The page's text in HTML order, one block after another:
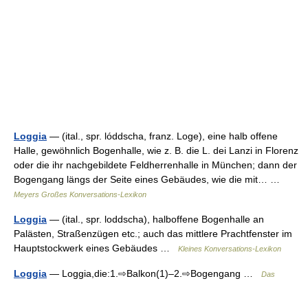
Loggia — (ital., spr. lóddscha, franz. Loge), eine halb offene
Halle, gewöhnlich Bogenhalle, wie z. B. die L. dei Lanzi in Florenz
oder die ihr nachgebildete Feldherrenhalle in München; dann der
Bogengang längs der Seite eines Gebäudes, wie die mit… …
Meyers Großes Konversations-Lexikon
Loggia — (ital., spr. loddscha), halboffene Bogenhalle an
Palästen, Straßenzügen etc.; auch das mittlere Prachtfenster im
Hauptstockwerk eines Gebäudes …
Kleines Konversations-Lexikon
Loggia — Loggia,die:1.⇨Balkon(1)–2.⇨Bogengang …
Das